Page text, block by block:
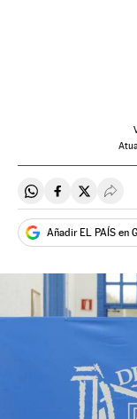
Compartir en
Compartir en
Añadir EL PAÍS en